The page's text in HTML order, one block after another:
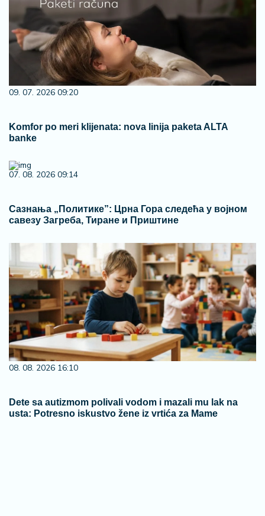
09. 07. 2026 09:20
Komfor po meri klijenata: nova linija paketa ALTA
banke
07. 08. 2026 09:14
Сазнања „Политике”: Црна Гора следећа у војном
савезу Загреба, Тиране и Приштине
08. 08. 2026 16:10
Dete sa autizmom polivali vodom i mazali mu lak na
usta: Potresno iskustvo žene iz vrtića za Mame